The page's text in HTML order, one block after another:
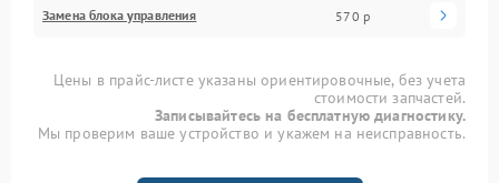
Замена блока управления 570 р
Цены в прайс-листе указаны ориентировочные, без учета
стоимости запчастей.
Записывайтесь на бесплатную диагностику.
Мы проверим ваше устройство и укажем на неисправность.